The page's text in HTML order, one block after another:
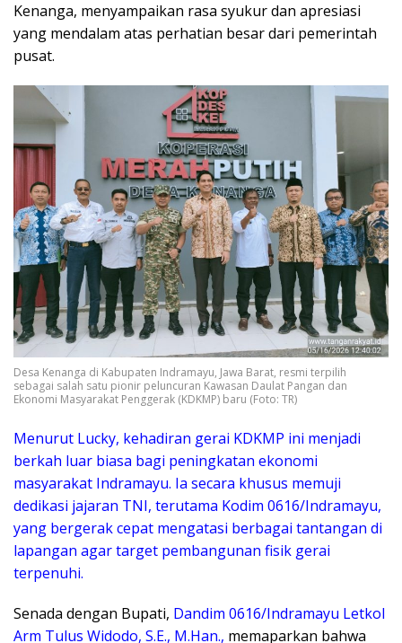
Kenanga, menyampaikan rasa syukur dan apresiasi
yang mendalam atas perhatian besar dari pemerintah
pusat.
Desa Kenanga di Kabupaten Indramayu, Jawa Barat, resmi terpilih
sebagai salah satu pionir peluncuran Kawasan Daulat Pangan dan
Ekonomi Masyarakat Penggerak (KDKMP) baru (Foto: TR)
Menurut Lucky, kehadiran gerai KDKMP ini menjadi
berkah luar biasa bagi peningkatan ekonomi
masyarakat Indramayu. Ia secara khusus memuji
dedikasi jajaran TNI, terutama Kodim 0616/Indramayu,
yang bergerak cepat mengatasi berbagai tantangan di
lapangan agar target pembangunan fisik gerai
terpenuhi.
​Senada dengan Bupati, Dandim 0616/Indramayu Letkol
Arm Tulus Widodo, S.E., M.Han., memaparkan bahwa